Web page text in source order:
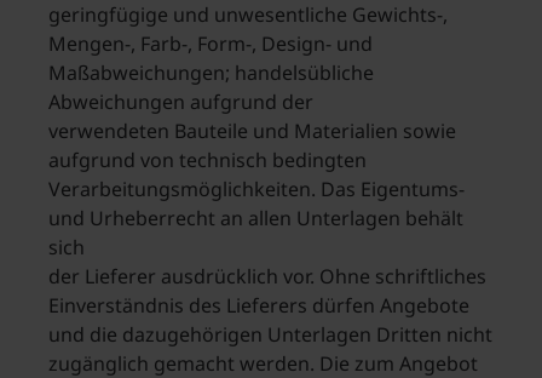
geringfügige und unwesentliche Gewichts-,
Mengen-, Farb-, Form-, Design- und
Maßabweichungen; handelsübliche
Abweichungen aufgrund der
verwendeten Bauteile und Materialien sowie
aufgrund von technisch bedingten
Verarbeitungsmöglichkeiten. Das Eigentums-
und Urheberrecht an allen Unterlagen behält
sich
der Lieferer ausdrücklich vor. Ohne schriftliches
Einverständnis des Lieferers dürfen Angebote
und die dazugehörigen Unterlagen Dritten nicht
zugänglich gemacht werden. Die zum Angebot